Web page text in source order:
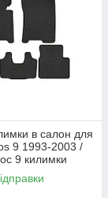
в салон для
9 1993-2003 /
9 килимки